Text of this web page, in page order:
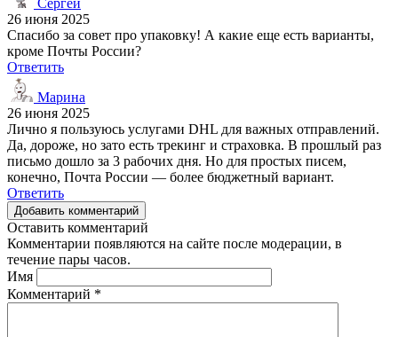
26 июня 2025
Спасибо за совет про упаковку! А какие еще есть варианты,
кроме Почты России?
Ответить
Марина
26 июня 2025
Лично я пользуюсь услугами DHL для важных отправлений.
Да, дороже, но зато есть трекинг и страховка. В прошлый раз
письмо дошло за 3 рабочих дня. Но для простых писем,
конечно, Почта России — более бюджетный вариант.
Ответить
Добавить комментарий
Оставить комментарий
Комментарии появляются на сайте после модерации, в
течение пары часов.
Имя
Комментарий *